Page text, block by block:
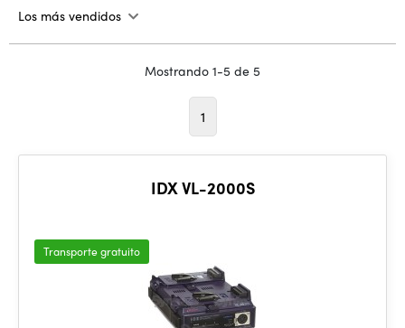
Los más vendidos
Mostrando 1-5 de 5
1
IDX VL-2000S
Transporte gratuito